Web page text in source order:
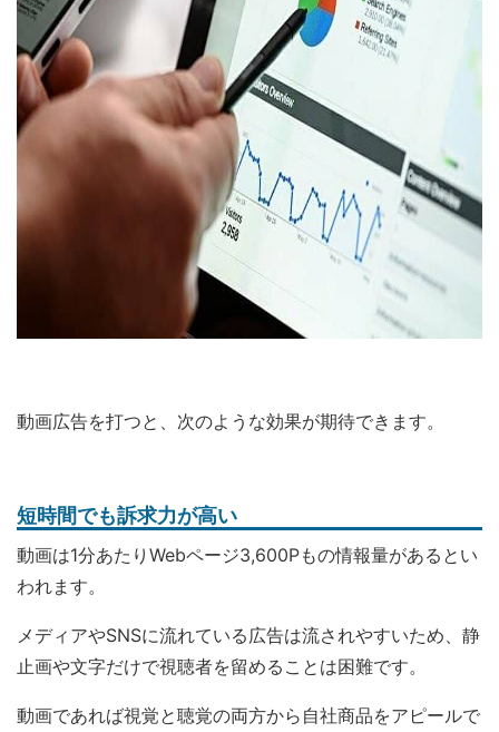
動画広告を打つと、次のような効果が期待できます。
短時間でも訴求力が高い
動画は1分あたりWebページ3,600Pもの情報量があるとい
われます。
メディアやSNSに流れている広告は流されやすいため、静
止画や文字だけで視聴者を留めることは困難です。
動画であれば視覚と聴覚の両方から自社商品をアピールで